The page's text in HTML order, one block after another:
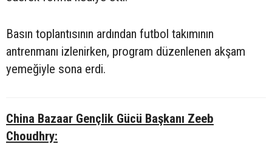
Basın toplantısının ardından futbol takımının
antrenmanı izlenirken, program düzenlenen akşam
yemeğiyle sona erdi.
China Bazaar Gençlik Gücü Başkanı Zeeb
Choudhry: